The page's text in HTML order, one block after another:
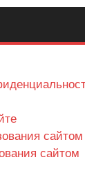
сайтом
сайтом